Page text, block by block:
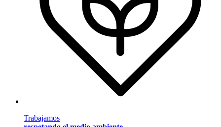
Trabajamos